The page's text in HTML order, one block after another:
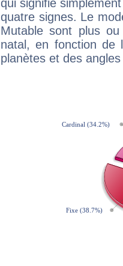
qui signifie
quatre signes. Le
Mutable sont plus
natal, en fonction de
planètes et des